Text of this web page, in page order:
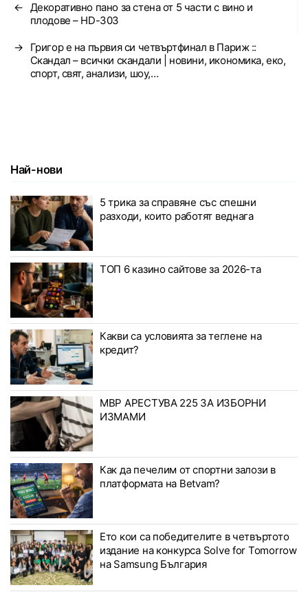
← Декоративно пано за стена от 5 части с вино и
плодове – HD-303
→
Григор е на първия си четвъртфинал в Париж ::
Скандал – всички скандали | новини, икономика, еко,
спорт, свят, анализи, шоу,…
Най-нови
5 трика за справяне със спешни
разходи, които работят веднага
ТОП 6 казино сайтове за 2026-та
Какви са условията за теглене на
кредит?
МВР АРЕСТУВА 225 ЗА ИЗБОРНИ
ИЗМАМИ
Как да печелим от спортни залози в
платформата на Betvam?
Ето кои са победителите в четвъртото
издание на конкурса Solve for Tomorrow
на Samsung България